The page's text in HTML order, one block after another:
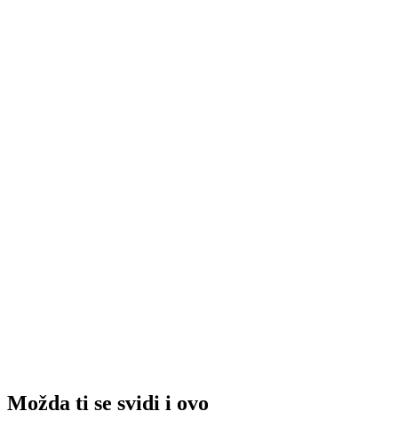
Možda ti se svidi i ovo